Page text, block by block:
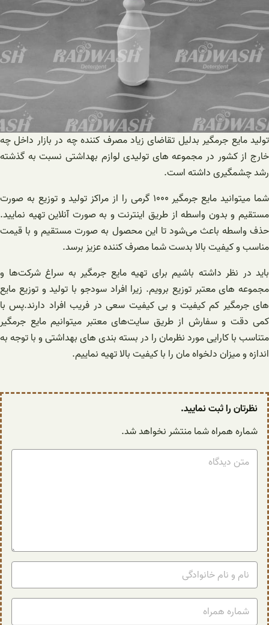
تولید مایع جرمگیر بدلیل تقاضای زیاد مصرف کننده چه در بازار داخل چه
خارج از کشور در مجموعه های تولیدی لوازم بهداشتی نسبت به گذشته
رشد چشمگیری داشته است.
شما میتوانید مایع جرمگیر ۱۰۰۰ گرمی را از مراکز تولید و توزیع به صورت
مستقیم و بدون واسطه از طریق اینترنت و به صورت آنلاین تهیه نمایید.
حذف واسطه باعث می‌شود تا این محصول به صورت مستقیم و با قيمت
مناسب و کیفیت بالا بدست شما مصرف کننده عزیز برسد.
باید در نظر داشته باشیم برای تهیه مایع جرمگیر به سراغ شرکت‌ها و
مجموعه های معتبر توزیع برویم. زیرا افراد سودجو با تولید و توزیع مایع
های جرمگیر کم کیفیت و بی کیفیت سعی در فریب افراد دارند.پس با
کمی دقت و سفارش از طریق سایت‌های معتبر میتوانیم مایع جرمگیر
متناسب با کارایی مورد نظرمان را در بسته بندی های بهداشتی و با توجه به
اندازه و میزان دلخواه مان را با کیفیت بالا تهیه نماییم.
نظرتان را ثبت نمایید.
شماره همراه شما منتشر نخواهد شد.